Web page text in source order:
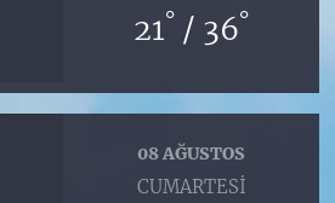
21° / 36°
08 AĞUSTOS
CUMARTESI